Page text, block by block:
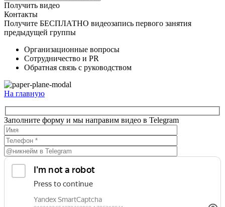
Получить видео
Контакты
Получите БЕСПЛАТНО видеозапись первого занятия
предыдущей группы
Организационные вопросы
Сотрудничество и PR
Обратная связь с руководством
На главную
Заполните форму и мы направим видео в Telegram